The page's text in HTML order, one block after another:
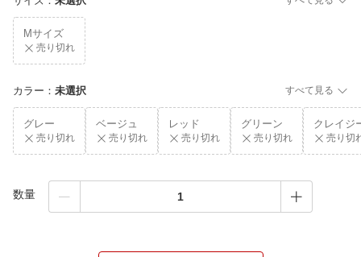
Mサイズ
売り切れ
カラー ： 未選択 すべて見る
グレー
売り切れ
ベージュ
売り切れ
レッド
売り切れ
グリーン
売り切れ
クレイジ
売り切
数量